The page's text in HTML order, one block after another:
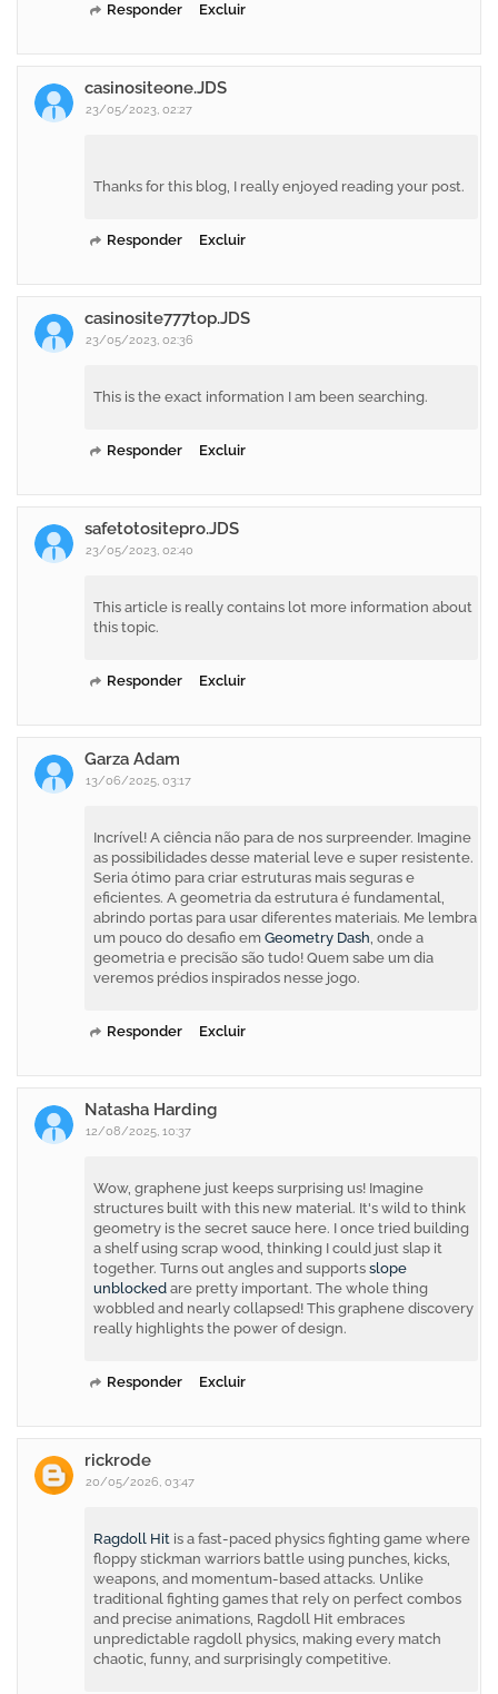
Responder Excluir
casinositeone.JDS
23/05/2023, 02:27
Thanks for this blog, I really enjoyed reading your post.
Responder Excluir
casinosite777top.JDS
23/05/2023, 02:36
This is the exact information I am been searching.
Responder Excluir
safetotositepro.JDS
23/05/2023, 02:40
This article is really contains lot more information about
this topic.
Responder Excluir
Garza Adam
13/06/2025, 03:17
Incrível! A ciência não para de nos surpreender. Imagine
as possibilidades desse material leve e super resistente.
Seria ótimo para criar estruturas mais seguras e
eficientes. A geometria da estrutura é fundamental,
abrindo portas para usar diferentes materiais. Me lembra
um pouco do desafio em Geometry Dash, onde a
geometria e precisão são tudo! Quem sabe um dia
veremos prédios inspirados nesse jogo.
Responder Excluir
Natasha Harding
12/08/2025, 10:37
Wow, graphene just keeps surprising us! Imagine
structures built with this new material. It's wild to think
geometry is the secret sauce here. I once tried building
a shelf using scrap wood, thinking I could just slap it
together. Turns out angles and supports slope
unblocked are pretty important. The whole thing
wobbled and nearly collapsed! This graphene discovery
really highlights the power of design.
Responder Excluir
rickrode
20/05/2026, 03:47
Ragdoll Hit is a fast-paced physics fighting game where
floppy stickman warriors battle using punches, kicks,
weapons, and momentum-based attacks. Unlike
traditional fighting games that rely on perfect combos
and precise animations, Ragdoll Hit embraces
unpredictable ragdoll physics, making every match
chaotic, funny, and surprisingly competitive.